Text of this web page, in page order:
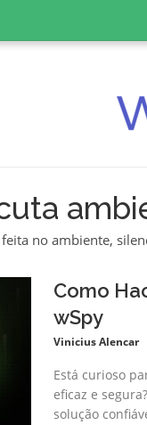
no ambiente,
Como
wSpy
Vinicius Alencar
Está curioso
eficaz e
solução